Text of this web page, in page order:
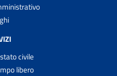
civile
libero